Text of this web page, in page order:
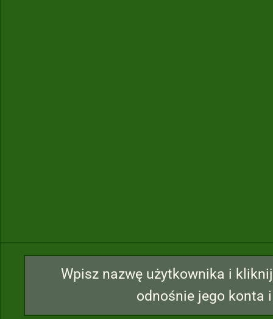
Wpisz nazwę użytkownika i
odnośnie jego konta